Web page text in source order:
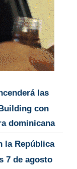
las
con
dominicana
la República
7 de agosto